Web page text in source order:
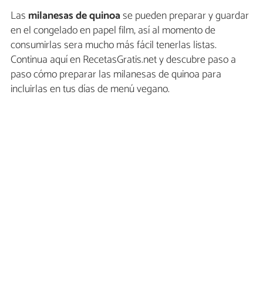
Las milanesas de quinoase pueden preparar y guardar
en el congelado en papel film, así al momento de
consumirlas sera mucho más fácil tenerlas listas.
Continua aquí en RecetasGratis.net y descubre paso a
paso cómo preparar las milanesas de quinoa para
incluirlas en tus días de menú vegano.